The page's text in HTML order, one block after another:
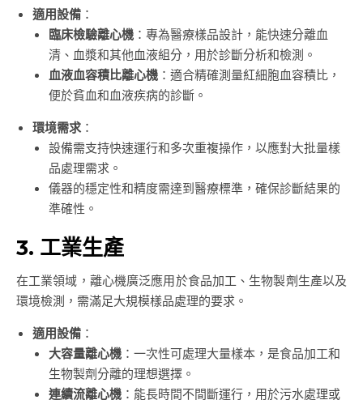
適用設備 ：
臨床檢驗離心機 ：專為醫療樣品設計，能快速分離血
清、血漿和其他血液組分，用於診斷分析和檢測。
血液血容積比離心機 ：適合精確測量紅細胞血容積比，
便於貧血和血液疾病的診斷。
環境需求 ：
設備需支持快速運行和多次重複操作，以應對大批量樣
品處理需求。
儀器的穩定性和精度需達到醫療標準，確保診斷結果的
準確性。
3. 工業生產
在工業領域，離心機廣泛應用於食品加工、生物製劑生產以及
環境檢測，需滿足大規模樣品處理的要求。
適用設備 ：
大容量離心機 ：一次性可處理大量樣本，是食品加工和
生物製劑分離的理想選擇。
連續流離心機 ：能長時間不間斷運行，用於污水處理或